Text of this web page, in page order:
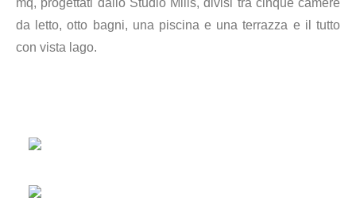
mq, progettati dallo Studio Mills, divisi tra cinque camere
da letto, otto bagni, una piscina e una terrazza e il tutto
con vista lago.